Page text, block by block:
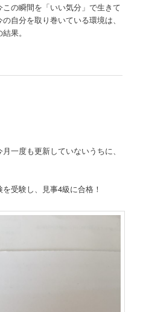
の瞬間を「いい気分」で生きて
自分を取り巻いている環境は、
果。
一度も更新していないうちに、
受験し、見事4級に合格！